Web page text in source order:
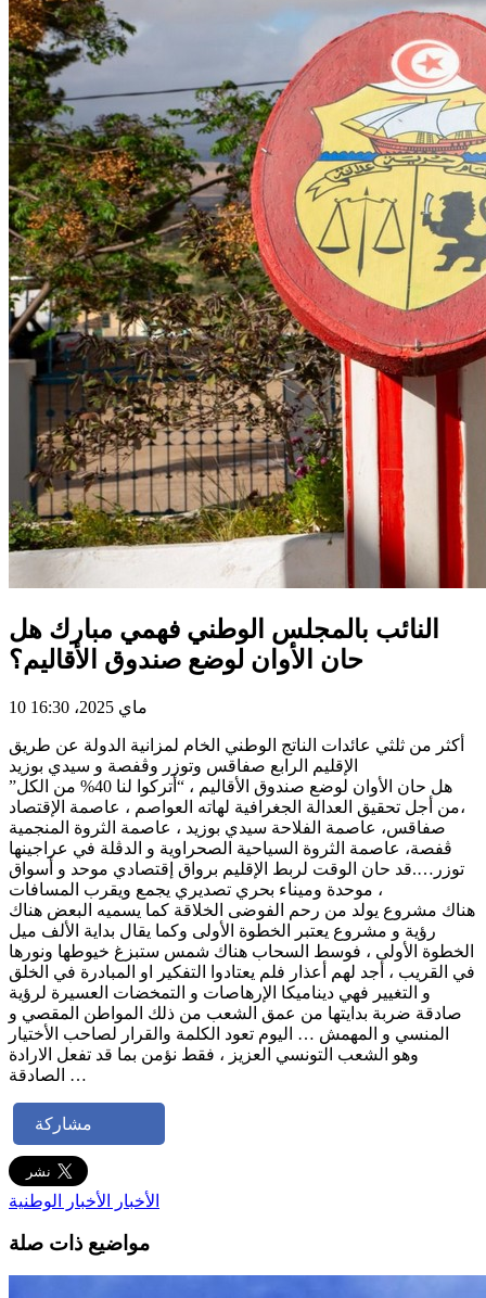
النائب بالمجلس الوطني فهمي مبارك هل
حان الأوان لوضع صندوق الأقاليم؟
10 ماي 2025، 16:30
أكثر من ثلثي عائدات الناتج الوطني الخام لمزانية الدولة عن طريق
الإقليم الرابع صفاقس وتوزر وڨفصة و سيدي بوزيد
هل حان الأوان لوضع صندوق الأقاليم ، “أتركوا لنا 40% من الكل”
،من أجل تحقيق العدالة الجغرافية لهاته العواصم ، عاصمة الإقتصاد
صفاقس، عاصمة الفلاحة سيدي بوزيد ، عاصمة الثروة المنجمية
ڨفصة، عاصمة الثروة السياحية الصحراوية و الدڨلة في عراجينها
توزر….قد حان الوقت لربط الإقليم برواق إقتصادي موحد و أسواق
موحدة وميناء بحري تصديري يجمع ويقرب المسافات ،
هناك مشروع يولد من رحم الفوضى الخلاقة كما يسميه البعض هناك
رؤية و مشروع يعتبر الخطوة الأولى وكما يقال بداية الألف ميل
الخطوة الأولى ، فوسط السحاب هناك شمس ستبزغ خيوطها ونورها
في القريب ، أجد لهم أعذار فلم يعتادوا التفكير او المبادرة في الخلق
و التغيير فهي ديناميكا الإرهاصات و التمخضات العسيرة لرؤية
صادقة ضربة بدايتها من عمق الشعب من ذلك المواطن المقصي و
المنسي و المهمش … اليوم تعود الكلمة والقرار لصاحب الأختيار
وهو الشعب التونسي العزيز ، فقط نؤمن بما قد تفعل الارادة
الصادقة …
مشاركة
الأخبار الأخبار الوطنية
مواضيع ذات صلة